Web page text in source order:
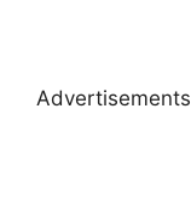
Advertisements